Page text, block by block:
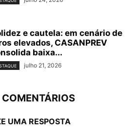
e cautela: em cenário de
elevados, CASANPREV
baixa...
julho 21, 2026
COMENTÁRIOS
UMA RESPOSTA